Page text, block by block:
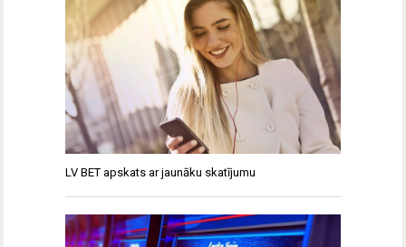
LV BET apskats ar jaunāku skatījumu